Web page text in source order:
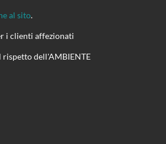
al sito.
i clienti affezionati
dell'AMBIENTE